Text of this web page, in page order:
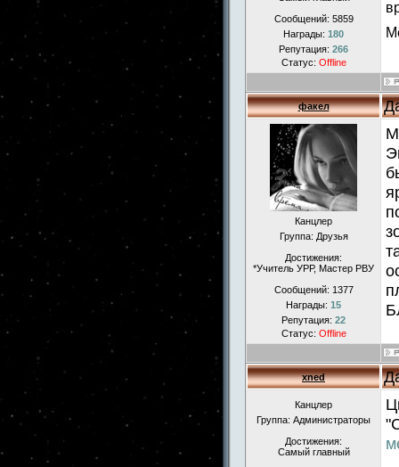
Сообщений: 5859
Награды: 180
Репутация: 266
Статус: Offline
факел
Канцлер
Группа: Друзья
Достижения:
*Учитель УРР, Мастер РВУ
Сообщений: 1377
Награды: 15
Репутация: 22
Статус: Offline
xned
Канцлер
Группа: Администраторы
Достижения:
Самый главный